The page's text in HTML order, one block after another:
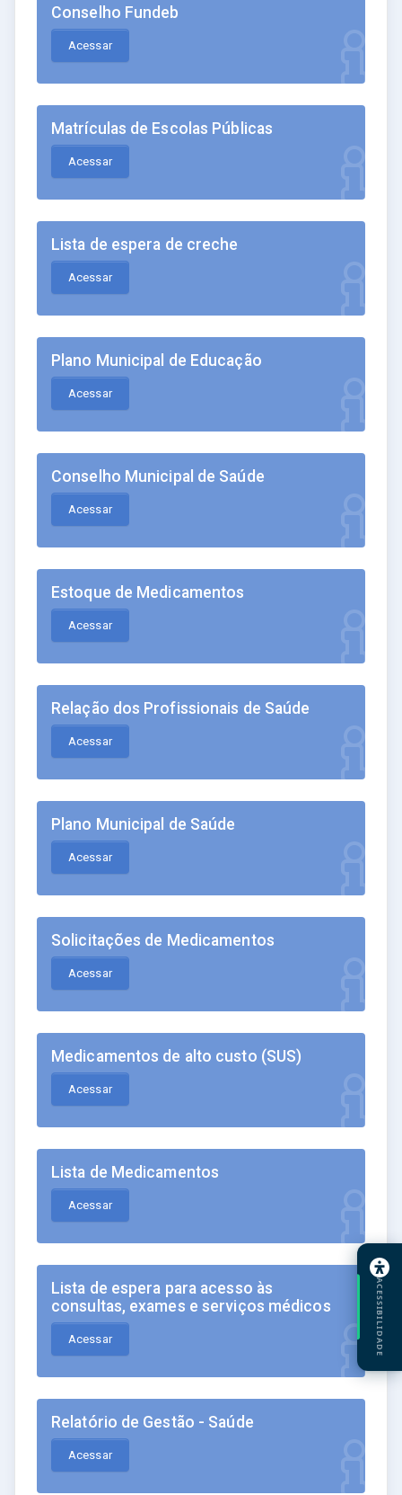
Conselho Fundeb
Acessar
Matrículas de Escolas Públicas
Acessar
Lista de espera de creche
Acessar
Plano Municipal de Educação
Acessar
Conselho Municipal de Saúde
Acessar
Estoque de Medicamentos
Acessar
Relação dos Profissionais de Saúde
Acessar
Plano Municipal de Saúde
Acessar
Solicitações de Medicamentos
Acessar
Medicamentos de alto custo (SUS)
Acessar
Lista de Medicamentos
Acessar
Lista de espera para acesso às
consultas, exames e serviços médicos
Acessar
Relatório de Gestão - Saúde
Acessar
ACESSIBILIDADE